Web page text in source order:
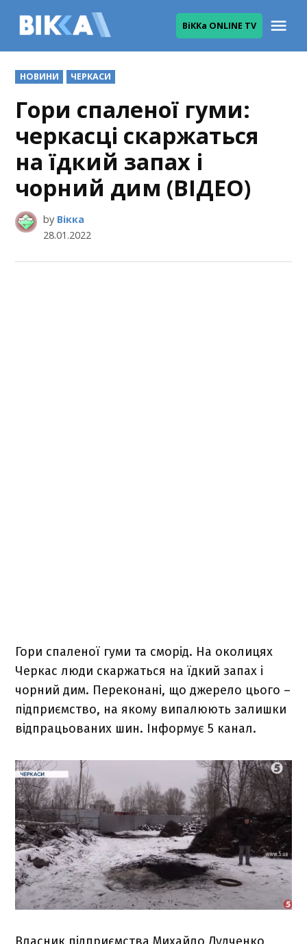
ВіККа ONLINE TV
POSTED
IN
НОВИНИ ЧЕРКАСИ
Гори спаленої гуми:
черкасці скаржаться
на їдкий запах і
чорний дим (ВІДЕО)
by Вікка
28.01.2022
Гори спаленої гуми та сморід. На околицях
Черкас люди скаржаться на їдкий запах і
чорний дим. Переконані, що джерело цього –
підприємство, на якому випалюють залишки
відпрацьованих шин. Інформує 5 канал.
Власник підприємства Михайло Дудченко